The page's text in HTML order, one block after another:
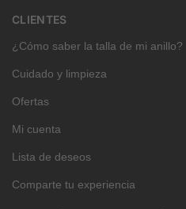
CLIENTES
¿Cómo saber la talla de mi anillo?
Cuidado y limpieza
Ofertas
Mi cuenta
Lista de deseos
Comparte tu experiencia